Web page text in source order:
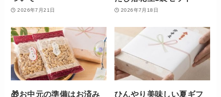
2026年7月21日 2026年7月18日
🎁お中元の準備はお済み
ひんやり美味しい夏ギフ